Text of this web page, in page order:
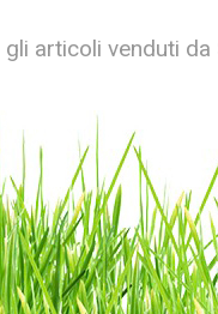
articoli venduti da